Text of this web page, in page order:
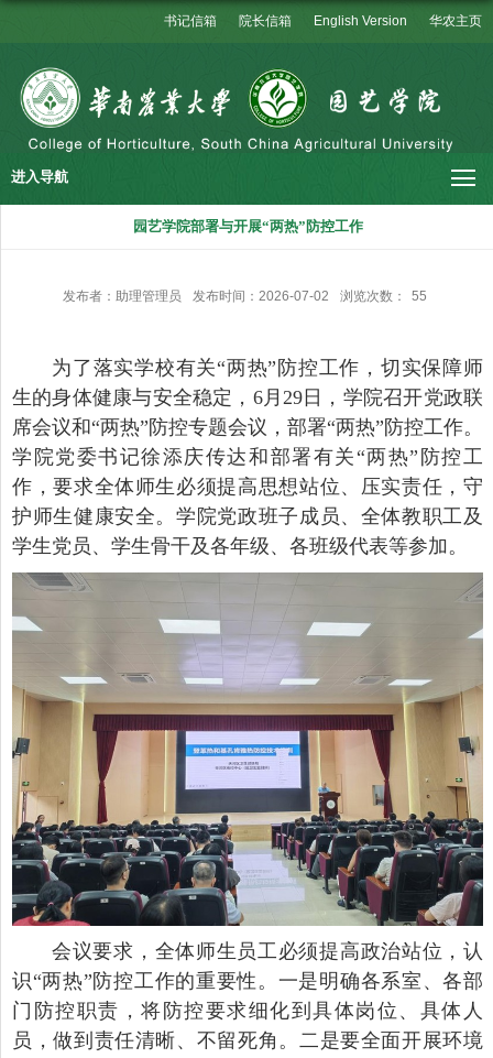
书记信箱 院长信箱 English Version 华农主页
进入导航
园艺学院部署与开展“两热”防控工作
发布者：助理管理员 发布时间：2026-07-02 浏览次数： 55
为了落实学校有关“两热”防控工作，切实保障师
生的身体健康与安全稳定，6月29日，学院召开党政联
席会议和“两热”防控专题会议，部署“两热”防控工作。
学院党委书记徐添庆传达和部署有关“两热”防控工
作，要求全体师生必须提高思想站位、压实责任，守
护师生健康安全。学院党政班子成员、全体教职工及
学生党员、学生骨干及各年级、各班级代表等参加。
会议要求，全体师生员工必须提高政治站位，认
识“两热”防控工作的重要性。一是明确各系室、各部
门防控职责，将防控要求细化到具体岗位、具体人
员，做到责任清晰、不留死角。二是要全面开展环境